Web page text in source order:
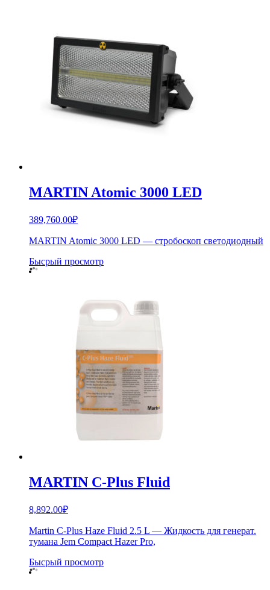
MARTIN Atomic 3000 LED
389,760.00₽
MARTIN Atomic 3000 LED — стробоскоп светодиодный
Бысрый просмотр
MARTIN C-Plus Fluid
8,892.00₽
Martin C-Plus Haze Fluid 2.5 L — Жидкость для генерат.
тумана Jem Compact Hazer Pro,
Бысрый просмотр